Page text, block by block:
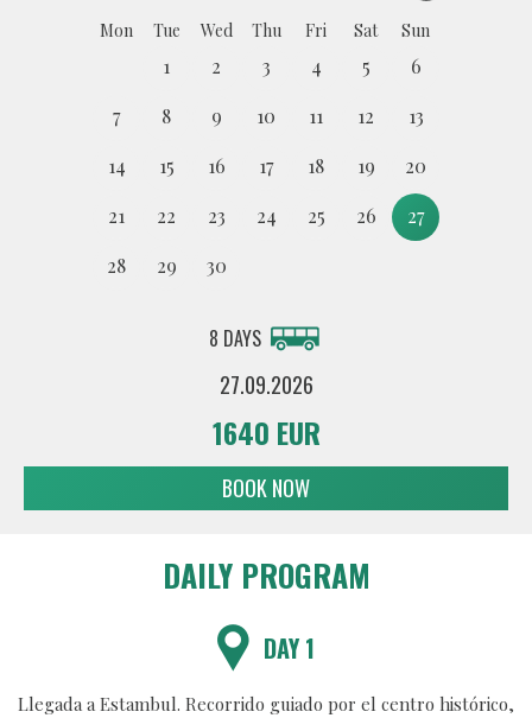
Mon Tue Wed Thu Fri Sat Sun
1 2 3 4 5
6
7
8 9 10 11 12
13
14
15 16 17 18 19
20
21
22 23 24 25 26
27
28
29 30
8 DAYS
27.09.2026
1640 EUR
BOOK NOW
DAILY PROGRAM
DAY 1
Llegada a Estambul. Recorrido guiado por el centro histórico,